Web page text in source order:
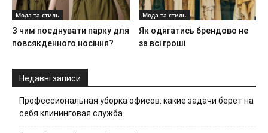
Мода та стиль
З чим поєднувати парку для
повсякденного носіння?
Мода та стиль
Як одягатись брендово не
за всі гроші
Недавні записи
Профессиональная уборка офисов: какие задачи берет на
себя клининговая служба